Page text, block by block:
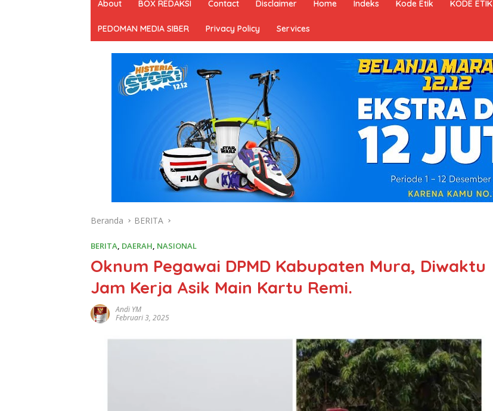
About BOX REDAKSI Contact Disclaimer Home Indeks Kode Etik KODE ETIK
PEDOMAN MEDIA SIBER Privacy Policy Services
Beranda BERITA
BERITA, DAERAH, NASIONAL
Oknum Pegawai DPMD Kabupaten Mura, Diwaktu
Jam Kerja Asik Main Kartu Remi.
Andi YM
Februari 3, 2025